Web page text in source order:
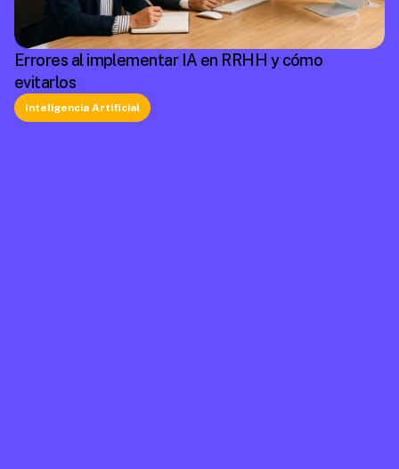
Errores al implementar IA en RRHH y cómo
evitarlos
Inteligencia Artificial